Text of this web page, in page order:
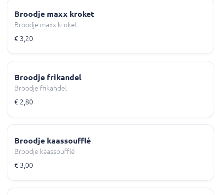
Broodje maxx kroket
Broodje maxx kroket
€ 3,20
Broodje frikandel
Broodje frikandel
€ 2,80
Broodje kaassoufflé
Broodje kaassoufflé
€ 3,00